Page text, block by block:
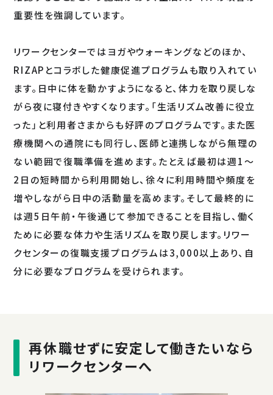
重要性を強調しています。
リワークセンターではヨガやウォーキングなどのほか、
RIZAPとコラボした健康促進プログラムも取り入れてい
ます。日中に体を動かすようになると、体力を取り戻しな
がら夜に寝付きやすくなります。「生活リズム改善に役立
った」と利用者さまからも好評のプログラムです。また医
療機関への通院にも同行し、医師と連携しながら無理の
ない範囲で復職準備を進めます。たとえば最初は週1～
2日の短時間から利用開始し、徐々に利用時間や頻度を
増やしながら日中の活動量を高めます。そして最終的に
は週5日午前・午後通じて参加できることを目指し、働く
ために必要な体力や生活リズムを取り戻します。リワー
クセンターの復職支援プログラムは3,000以上あり、自
分に必要なプログラムを受けられます。
再休職せずに安定して働きたいなら
リワークセンターへ